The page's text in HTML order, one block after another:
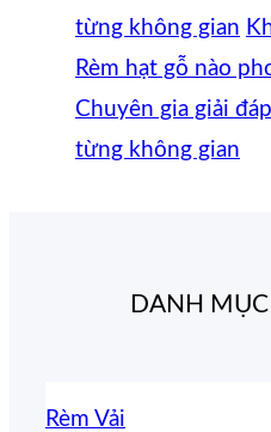
từng không gian
Rèm hạt gỗ nào
Chuyên gia giải
từng không gian
DANH
Rèm Vải